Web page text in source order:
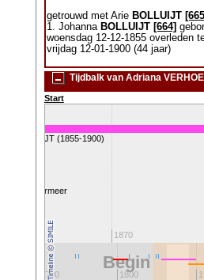
getrouwd met Arie BOLLUIJT
1. Johanna BOLLUIJT [664]
woensdag 12-12-1855 overleden
vrijdag 12-01-1900 (44 jaar)
Tijdbalk van Adriana
Start
1870
BOLLUIJT (1855-1900)
1700 1800
Begin